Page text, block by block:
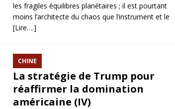
les fragiles équilibres planétaires ; il est pourtant
moins l’architecte du chaos que l’instrument et le
[Lire….]
CHINE
La stratégie de Trump pour
réaffirmer la domination
américaine (IV)